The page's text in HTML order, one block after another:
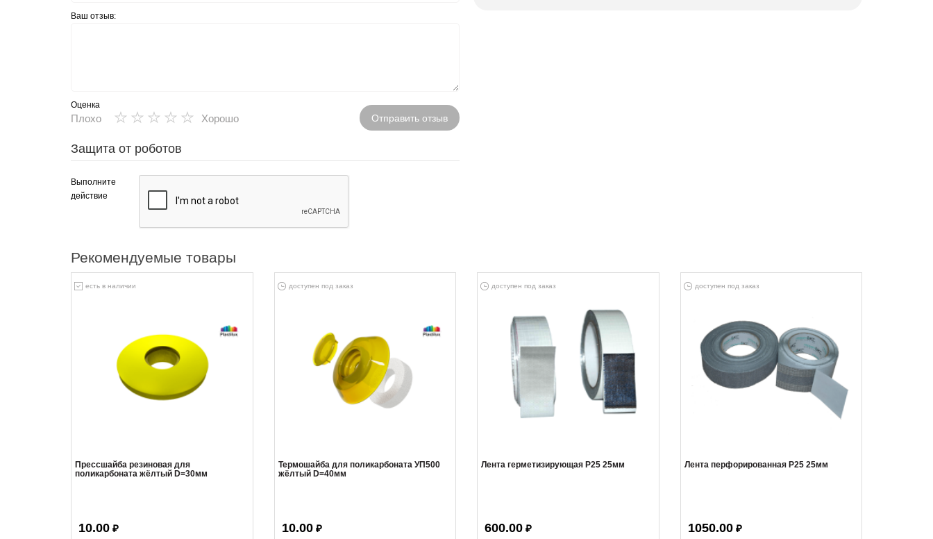
Ваш отзыв:
Оценка
Плохо ★
★
★
★
★ Хорошо Отправить отзыв
Защита от роботов
Выполните
действие
Рекомендуемые товары
есть в наличии
Прессшайба резиновая для
поликарбоната жёлтый D=30мм
10.00 ₽
доступен под заказ
Термошайба для поликарбоната УП500
жёлтый D=40мм
10.00₽
доступен под заказ
Лента герметизирующая Р25 25мм
600.00 ₽
доступен под заказ
Лента перфорированная Р25 25мм
1050.00₽